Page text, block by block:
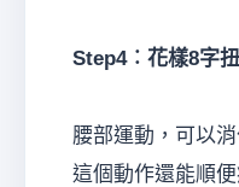
Step4︰花樣8字
腰部運動，可以
這個動作還能順